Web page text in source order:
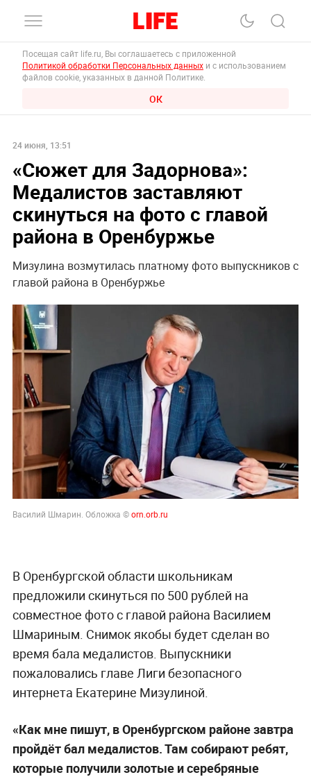
Посещая сайт life.ru, Вы соглашаетесь с приложенной
Политикой обработки Персональных данных и с использованием
файлов cookie, указанных в данной Политике.
ОК
24 июня, 13:51
«Сюжет для Задорнова»:
Медалистов заставляют
скинуться на фото с главой
района в Оренбуржье
Мизулина возмутилась платному фото выпускников с
главой района в Оренбуржье
Василий Шмарин. Обложка ©orn.orb.ru
В Оренбургской области школьникам
предложили скинуться по 500 рублей на
совместное фото с главой района Василием
Шмариным. Снимок якобы будет сделан во
время бала медалистов. Выпускники
пожаловались главе Лиги безопасного
интернета Екатерине Мизулиной.
«Как мне пишут, в Оренбургском районе завтра
пройдёт бал медалистов. Там собирают ребят,
которые получили золотые и серебряные